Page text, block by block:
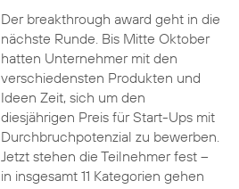
Der breakthrough award geht in die
nächste Runde. Bis Mitte Oktober
hatten Unternehmer mit den
verschiedensten Produkten und
Ideen Zeit, sich um den
diesjährigen Preis für Start-Ups mit
Durchbruchpotenzial zu bewerben.
Jetzt stehen die Teilnehmer fest –
in insgesamt 11 Kategorien gehen